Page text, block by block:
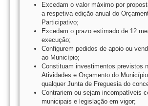
Excedam o valor máximo por
a respetiva edição anual do
Participativo;
Excedam o prazo estimado de 12
execução;
Configurem pedidos de apoio ou
ao Município;
Constituam investimentos previstos
Atividades e Orçamento do
qualquer Junta de Freguesia do
Contrariem ou sejam incompatíveis
municipais e legislação em vigor;